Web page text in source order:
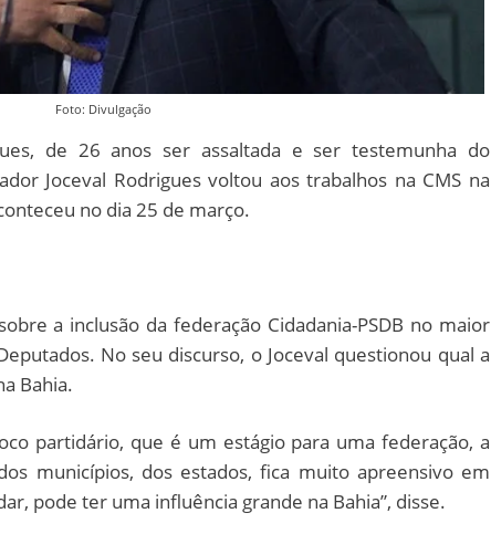
Foto: Divulgação
de 26 anos ser assaltada e ser testemunha do
Joceval Rodrigues voltou aos trabalhos na CMS na
no dia 25 de março.
a inclusão da federação Cidadania-PSDB no maior
No seu discurso, o Joceval questionou qual a
Bahia.
partidário, que é um estágio para uma federação, a
municípios, dos estados, fica muito apreensivo em
pode ter uma influência grande na Bahia”, disse.